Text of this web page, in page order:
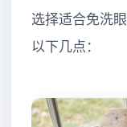
选择适合免洗
以下几点：